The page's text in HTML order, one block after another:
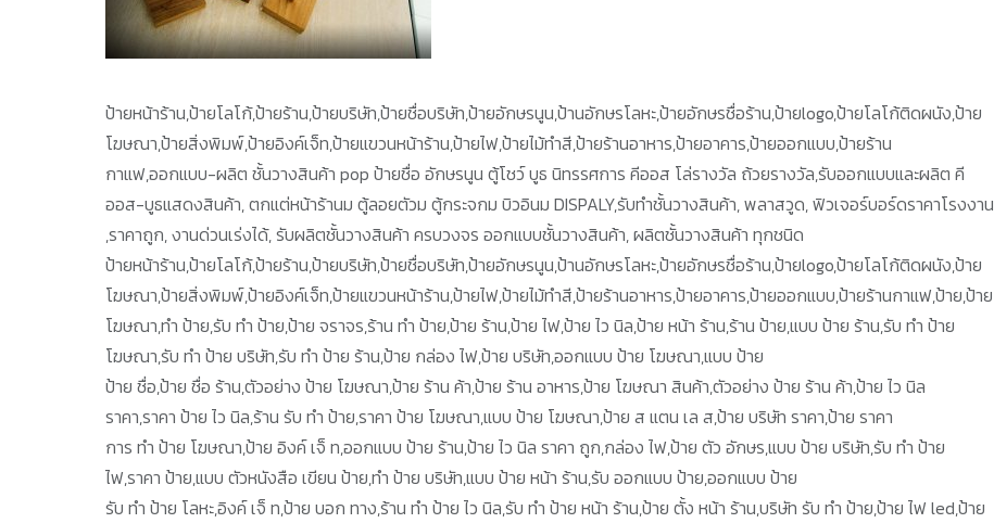
ป้ายหน้าร้าน,ป้ายโลโก้,ป้ายร้าน,ป้ายบริษัท,ป้ายชื่อบริษัท,ป้ายอักษรนูน,ป้านอักษรโลหะ,ป้ายอักษรชื่อร้าน,ป้ายlogo,ป้ายโลโก้ติดผนัง,ป้าย
โฆษณา,ป้ายสิ่งพิมพ์,ป้ายอิงค์เจ็ท,ป้ายแขวนหน้าร้าน,ป้ายไฟ,ป้ายไม้ทำสี,ป้ายร้านอาหาร,ป้ายอาคาร,ป้ายออกแบบ,ป้ายร้าน
กาแฟ,ออกแบบ-ผลิต ชั้นวางสินค้า pop ป้ายชื่อ อักษรนูน ตู้โชว์ บูธ นิทรรศการ คีออส โล่รางวัล ถ้วยรางวัล,รับออกแบบและผลิต คี
ออส-บูธแสดงสินค้า, ตกแต่หน้าร้านม ตู้ลอยตัวม ตู้กระจกม บิวอินม DISPALY,รับทำชั้นวางสินค้า, พลาสวูด, ฟิวเจอร์บอร์ดราคาโรงงาน
,ราคาถูก, งานด่วนเร่งได้, รับผลิตชั้นวางสินค้า ครบวงจร ออกแบบชั้นวางสินค้า, ผลิตชั้นวางสินค้า ทุกชนิด
ป้ายหน้าร้าน,ป้ายโลโก้,ป้ายร้าน,ป้ายบริษัท,ป้ายชื่อบริษัท,ป้ายอักษรนูน,ป้านอักษรโลหะ,ป้ายอักษรชื่อร้าน,ป้ายlogo,ป้ายโลโก้ติดผนัง,ป้าย
โฆษณา,ป้ายสิ่งพิมพ์,ป้ายอิงค์เจ็ท,ป้ายแขวนหน้าร้าน,ป้ายไฟ,ป้ายไม้ทำสี,ป้ายร้านอาหาร,ป้ายอาคาร,ป้ายออกแบบ,ป้ายร้านกาแฟ,ป้าย,ป้าย
โฆษณา,ทำ ป้าย,รับ ทำ ป้าย,ป้าย จราจร,ร้าน ทำ ป้าย,ป้าย ร้าน,ป้าย ไฟ,ป้าย ไว นิล,ป้าย หน้า ร้าน,ร้าน ป้าย,แบบ ป้าย ร้าน,รับ ทำ ป้าย
โฆษณา,รับ ทำ ป้าย บริษัท,รับ ทำ ป้าย ร้าน,ป้าย กล่อง ไฟ,ป้าย บริษัท,ออกแบบ ป้าย โฆษณา,แบบ ป้าย
ป้าย ชื่อ,ป้าย ชื่อ ร้าน,ตัวอย่าง ป้าย โฆษณา,ป้าย ร้าน ค้า,ป้าย ร้าน อาหาร,ป้าย โฆษณา สินค้า,ตัวอย่าง ป้าย ร้าน ค้า,ป้าย ไว นิล
ราคา,ราคา ป้าย ไว นิล,ร้าน รับ ทำ ป้าย,ราคา ป้าย โฆษณา,แบบ ป้าย โฆษณา,ป้าย ส แตน เล ส,ป้าย บริษัท ราคา,ป้าย ราคา
การ ทํา ป้าย โฆษณา,ป้าย อิงค์ เจ็ ท,ออกแบบ ป้าย ร้าน,ป้าย ไว นิล ราคา ถูก,กล่อง ไฟ,ป้าย ตัว อักษร,แบบ ป้าย บริษัท,รับ ทำ ป้าย
ไฟ,ราคา ป้าย,แบบ ตัวหนังสือ เขียน ป้าย,ทํา ป้าย บริษัท,แบบ ป้าย หน้า ร้าน,รับ ออกแบบ ป้าย,ออกแบบ ป้าย
รับ ทำ ป้าย โลหะ,อิงค์ เจ็ ท,ป้าย บอก ทาง,ร้าน ทํา ป้าย ไว นิล,รับ ทำ ป้าย หน้า ร้าน,ป้าย ตั้ง หน้า ร้าน,บริษัท รับ ทำ ป้าย,ป้าย ไฟ led,ป้าย